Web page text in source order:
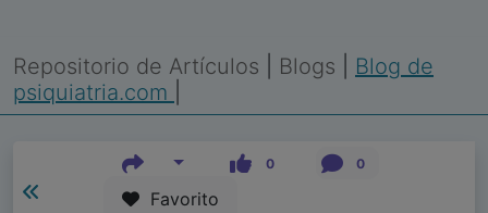
Repositorio de Artículos Blogs
Blog de
psiquiatria.com
0 0
Favorito